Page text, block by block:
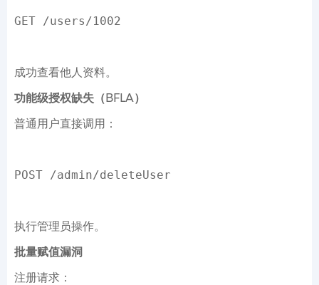
GET /users/1002
成功查看他人资料。
功能级授权缺失（BFLA）
普通用户直接调用：
POST /admin/deleteUser
执行管理员操作。
批量赋值漏洞
注册请求：